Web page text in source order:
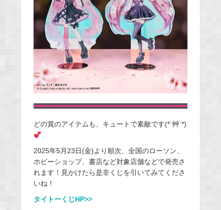
どの賞のアイテムも、キュートで素敵です(*´艸`*)
2025年5月23日(金)より順次、全国のローソン、
ホビーショップ、書店など対象店舗などで発売さ
れます！見かけたら是非くじを引いてみてくださ
いね！
タイトーくじHP>>